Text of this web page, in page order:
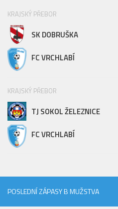
Hráči
St. žáci
Hráči
Realizační tým
Ml. žáci
Realizační tým
Zápasy
KRAJSKÝ PŘEBOR
SK DOBRUŠKA
FC VRCHLABÍ
KRAJSKÝ PŘEBOR
TJ SOKOL ŽELEZNICE
FC VRCHLABÍ
POSLEDNÍ ZÁPASY B MUŽSTVA